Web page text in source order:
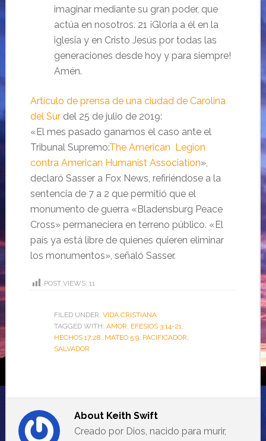
imaginar mediante su gran poder, que
actúa en nosotros. 21 ¡Gloria a él en la
iglesia y en Cristo Jesús por todas las
generaciones desde hoy y para siempre!
Amén.
Artículo de prensa de una ciudad de Carolina
del Surdel 25 de julio de 2019:
«El mes pasado ganamos el caso ante el
Tribunal Supremo:The American Legion
contra American Humanist Association»,
declaró Sasser a Fox News, refiriéndose a la
sentencia de 7 a 2 que permitió que el
monumento de guerra «Bladensburg Peace
Cross» permaneciera en terreno público. «El
país ya está libre de quienes quieren eliminar
los monumentos», señaló Sasser.
POST VIEWS: 11
FILED UNDER: VIDA CRISTIANA
TAGGED WITH: AMOR EFESIOS 3:14-21
HECHOS 17:28 MATEO 5:9, PACIFICADOR
SALVADOR
About Keith Swift
Creado por Dios, nacido para murir,